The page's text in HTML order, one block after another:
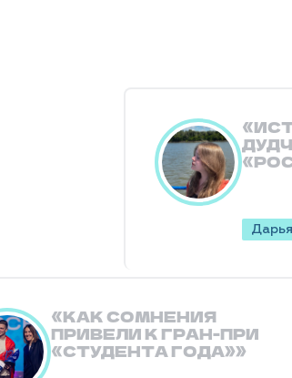
КАК СОМНЕНИЯ
ПРИВЕЛИ К ГРАН-ПРИ
«СТУДЕНТА ГОДА»